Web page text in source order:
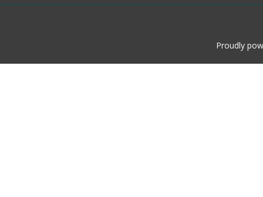
Proudly